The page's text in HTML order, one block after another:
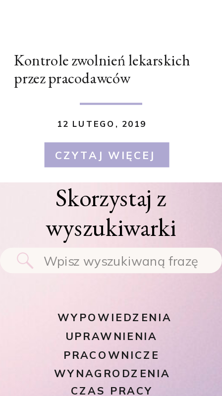
CZYTAJ WIĘCEJ
12 LUTEGO, 2019
Kontrole zwolnień lekarskich
przez pracodawców
Skorzystaj z
wyszukiwarki
Search
for:
CZAS PRACY
UPRAWNIENIA
PRACOWNICZE
WYNAGRODZENIA
WYPOWIEDZENIA